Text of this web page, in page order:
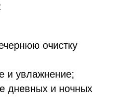
очистку
и увлажнение;
дневных и ночных